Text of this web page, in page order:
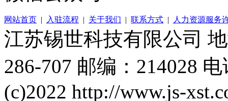
网站首页 | 入驻流程 | 关于我们 | 联系方式 | 人力资源服务
江苏锡世科技有限公司
286-707 邮编：214028
(c)2022 http://www.js-